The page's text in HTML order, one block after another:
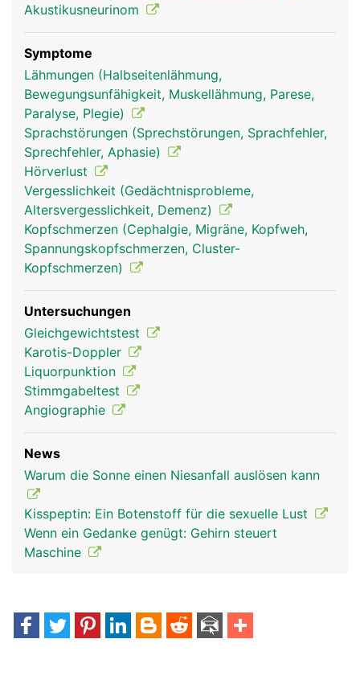
Stammhirn Frau Stammhirn Mann
Akustikusneurinom
Symptome
Lähmungen (Halbseitenlähmung,
Bewegungsunfähigkeit, Muskellähmung, Parese,
Paralyse, Plegie)
Sprachstörungen (Sprechstörungen, Sprachfehler,
Sprechfehler, Aphasie)
Hörverlust
Vergesslichkeit (Gedächtnisprobleme,
Altersvergesslichkeit, Demenz)
Kopfschmerzen (Cephalgie, Migräne, Kopfweh,
Spannungskopfschmerzen, Cluster-
Kopfschmerzen)
Untersuchungen
Gleichgewichtstest
Karotis-Doppler
Liquorpunktion
Stimmgabeltest
Angiographie
News
Warum die Sonne einen Niesanfall auslösen kann
Kisspeptin: Ein Botenstoff für die sexuelle Lust
Wenn ein Gedanke genügt: Gehirn steuert
Maschine